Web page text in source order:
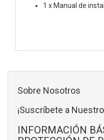
1 x Manual de
Sobre Nosotros
¡Suscríbete a
INFORMACIÓN